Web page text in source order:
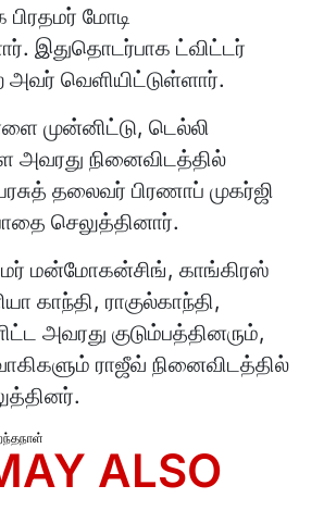
மோடி
இதுதொடர்பாக ட்விட்டர்
வெளியிட்டுள்ளார்.
முன்னிட்டு, டெல்லி
அவரது நினைவிடத்தில்
தலைவர் பிரணாப் முகர்ஜி
செலுத்தினார்.
மன்மோகன்சிங், காங்கிரஸ்
காந்தி, ராகுல்காந்தி,
அவரது குடும்பத்தினரும்,
ராஜீவ் நினைவிடத்தில்
ALSO